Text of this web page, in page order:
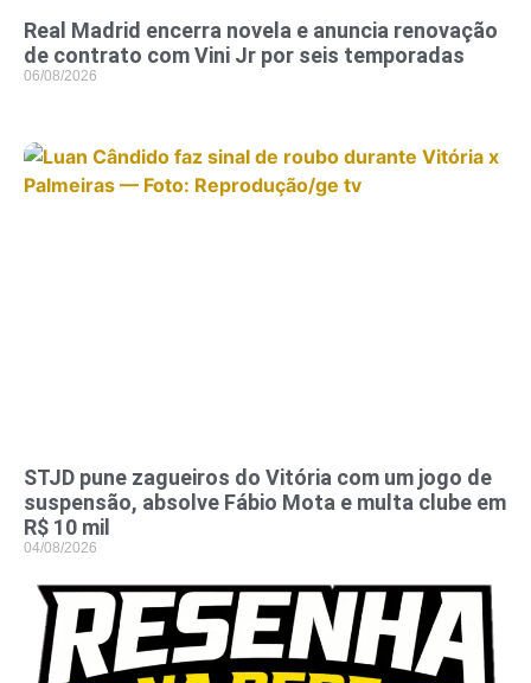
Real Madrid encerra novela e anuncia renovação
de contrato com Vini Jr por seis temporadas
06/08/2026
STJD pune zagueiros do Vitória com um jogo de
suspensão, absolve Fábio Mota e multa clube em
R$ 10 mil
04/08/2026